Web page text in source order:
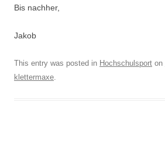
Bis nachher,
Jakob
This entry was posted in Hochschulsport on
klettermaxe